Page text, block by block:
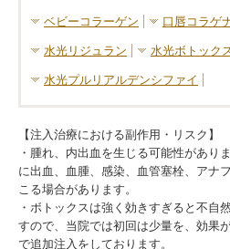
ベビーコラーゲン 口唇コラゲ
水光リジュラン 水光ボトック
⽔光プルリアルデンシファイ
【注入治療における副作用・リスク】​
・腫れ、内出血を生じる可能性があり
に出血、血腫、感染、血管塞栓、アナ
こる場合があります。​
・ボトックスは強く効きすぎると不自
すので、当院では初回は少量を、効果
で追加注入をしております。